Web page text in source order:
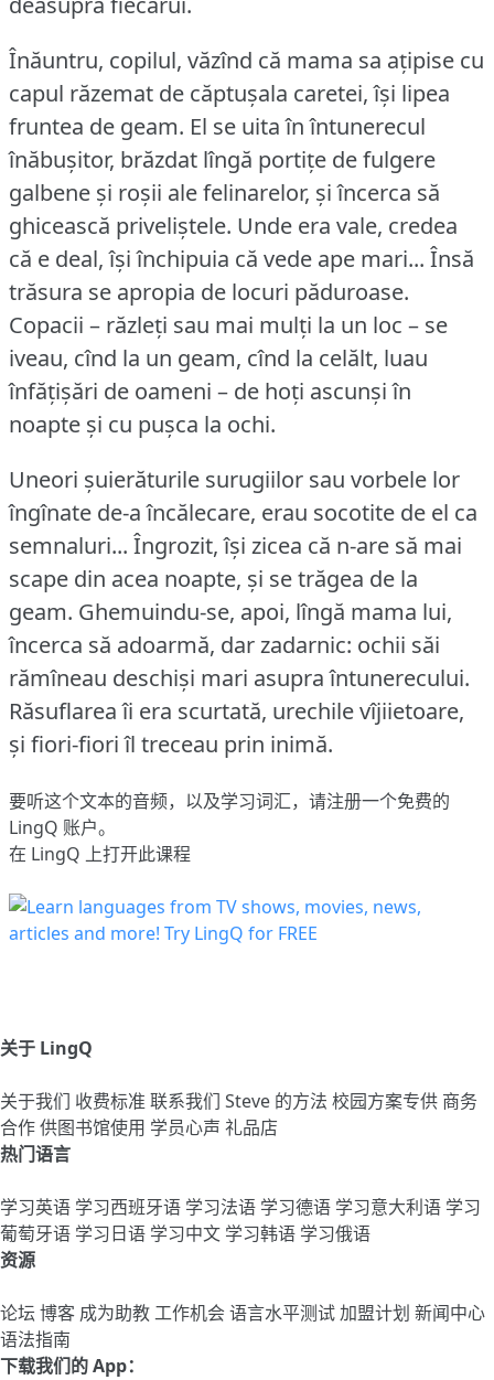
Înăuntru, copilul, văzînd că mama sa ațipise cu
capul răzemat de căptușala caretei, își lipea
fruntea de geam. El se uita în întunerecul
înăbușitor, brăzdat lîngă portițe de fulgere
galbene și roșii ale felinarelor, și încerca să
ghicească priveliștele. Unde era vale, credea
că e deal, își închipuia că vede ape mari... Însă
trăsura se apropia de locuri păduroase.
Copacii – răzleți sau mai mulți la un loc – se
iveau, cînd la un geam, cînd la celălt, luau
înfățișări de oameni – de hoți ascunși în
noapte și cu pușca la ochi.
Uneori șuierăturile surugiilor sau vorbele lor
îngînate de-a încălecare, erau socotite de el ca
semnaluri... Îngrozit, își zicea că n-are să mai
scape din acea noapte, și se trăgea de la
geam. Ghemuindu-se, apoi, lîngă mama lui,
încerca să adoarmă, dar zadarnic: ochii săi
rămîneau deschiși mari asupra întunerecului.
Răsuflarea îi era scurtată, urechile vîjiietoare,
și fiori-fiori îl treceau prin inimă.
要听这个文本的音频，以及学习词汇，请注册一个免费的
LingQ 账户。
在 LingQ 上打开此课程
关于 LingQ
关于我们 收费标准 联系我们 Steve 的方法 校园方案专供 商务
合作供图书馆使用 学员心声 礼品店
热门语言
学习英语 学习西班牙语 学习法语 学习德语 学习意大利语 学习
葡萄牙语 学习日语 学习中文 学习韩语 学习俄语
资源
论坛 博客 成为助教工作机会语言水平测试加盟计划 新闻中心
语法指南
下载我们的 App：